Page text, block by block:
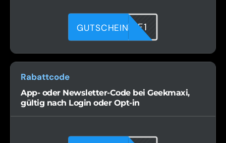
CFU4248F1
GUTSCHEIN
Rabattcode
App- oder Newsletter-Code bei Geekmaxi,
gültig nach Login oder Opt-in